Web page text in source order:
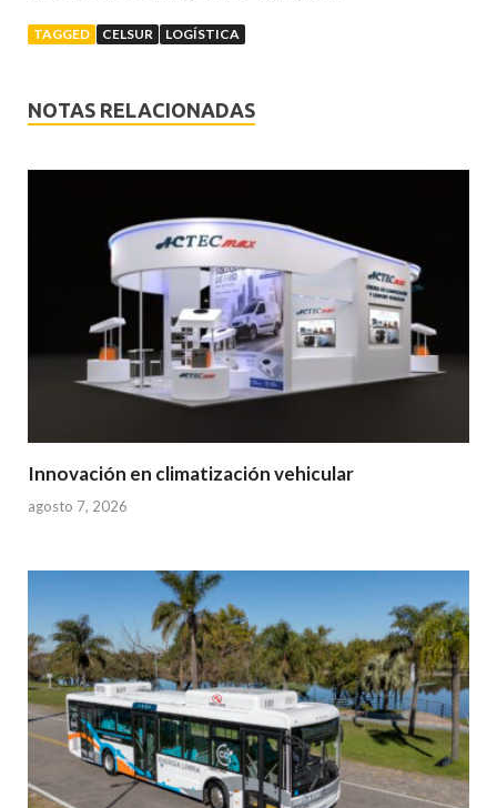
TAGGED CELSUR LOGÍSTICA
NOTAS RELACIONADAS
Innovación en climatización vehicular
agosto 7, 2026